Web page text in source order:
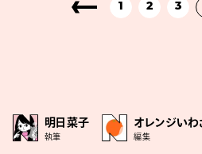
1 2 3
明日菜子
執筆
オレンジいわ
編集